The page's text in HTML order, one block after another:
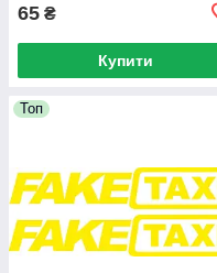
65 ₴
Купити
Топ